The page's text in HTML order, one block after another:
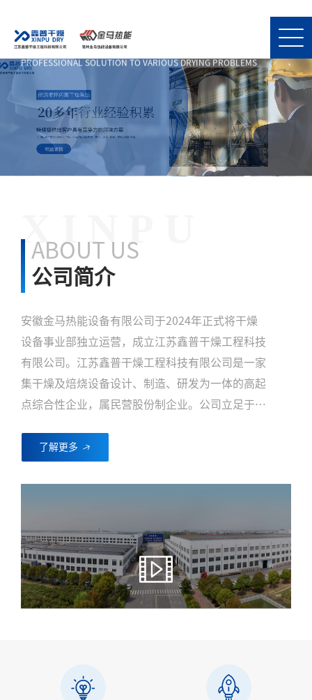
XINPU
ABOUT US
公司简介
安徽金马热能设备有限公司于2024年正式将干燥
设备事业部独立运营，成立江苏鑫普干燥工程科技
有限公司。江苏鑫普干燥工程科技有限公司是一家
集干燥及焙烧设备设计、制造、研发为一体的高起
点综合性企业，属民营股份制企业。公司立足于化
剂、石化催化剂及其它各类催化剂行业提供干燥、
了解更多